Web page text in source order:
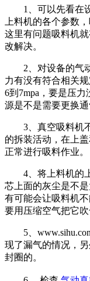
1、可以先看在设
上料机的各个参数
这里有问题吸料机
改解决。
2、对设备的气动
力有没有符合相关
6到7mpa，要是压
源是不是需要更换通
3、真空吸料机不
的拆装活动，在上
正常进行吸料作业。
4、将上料机的上
芯上面的灰尘是不
有可能会让吸料机
要用压缩空气把它吹
5、
现了漏气的情况，
封圈的。